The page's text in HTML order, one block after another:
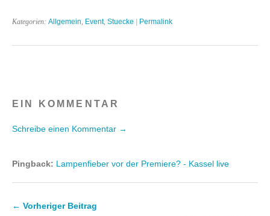
Kategorien: Allgemein, Event, Stuecke Permalink
EIN KOMMENTAR
Schreibe einen Kommentar →
Pingback: Lampenfieber vor der Premiere? - Kassel live
← Vorheriger Beitrag